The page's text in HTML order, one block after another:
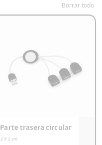
Borrar todo
Parte trasera circular
2 X 2cm